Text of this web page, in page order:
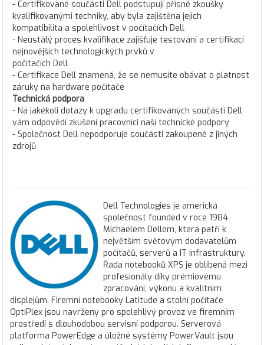
- Certifikované součásti Dell podstupují přísné zkoušky
kvalifikovanými techniky, aby byla zajištěna jejich
kompatibilita a spolehlivost v počítačích Dell
- Neustálý proces kvalifikace zajišťuje testování a certifikaci
nejnovějších technologických prvků v
počítačích Dell
- Certifikace Dell znamená, že se nemusíte obávat o platnost
záruky na hardware počítače
Technická podpora
- Na jakékoli dotazy k upgradu certifikovaných součástí Dell
vám odpovědí zkušení pracovníci naší technické podpory
- Společnost Dell nepodporuje součásti zakoupené z jiných
zdrojů
Dell Technologies je americká
společnost founded v roce 1984
Michaelem Dellem, která patří k
největším světovým dodavatelům
počítačů, serverů a IT infrastruktury.
Řada notebooků XPS je oblíbená mezi
profesionály díky prémiovému
zpracování, výkonu a kvalitním
displejům. Firemní notebooky Latitude a stolní počítače
OptiPlex jsou navrženy pro spolehlivý provoz ve firemním
prostředí s dlouhodobou servisní podporou. Serverová
platforma PowerEdge a úložné systémy PowerVault jsou